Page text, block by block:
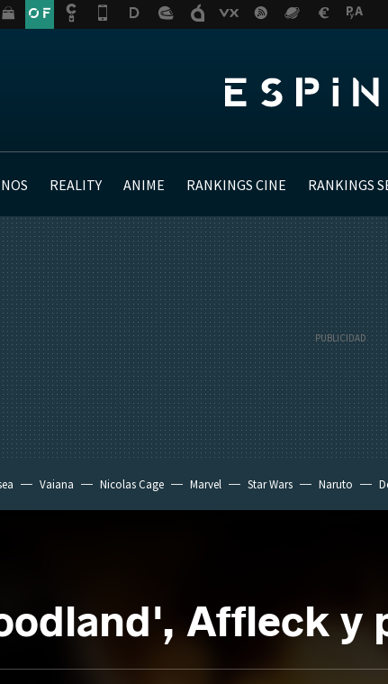
REALITY ANIME RANKINGS CINE RANKINGS
Vaiana Nicolas Cage Marvel Star Wars Naruto
Affleck y